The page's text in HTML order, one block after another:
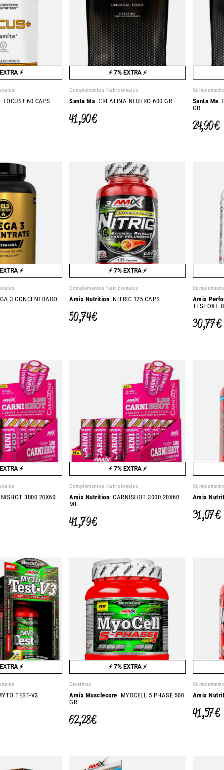
⚡
FOCUS+ 60 CAPS
⚡ 7% EXTRA ⚡
Complementos Nutricionales
Santa Ma CREATINA NEUTRO 600 GR
41,90 €
Santa Ma
GR
24,90 €
⚡
3 CONCENTRADO
⚡ 7% EXTRA ⚡
Complementos Nutricionales
Amix Nutrition NITRIC 125 CAPS
50,74 €
Amix
TESTOXT
30,77 €
⚡
3000 20X60
⚡ 7% EXTRA ⚡
Complementos Nutricionales
Amix Nutrition CARNISHOT 3000 20X60
ML
41,79 €
Amix
31,07 €
⚡
TEST-V3
⚡ 7% EXTRA ⚡
Creatinas
Amix Musclecore MYOCELL 5 PHASE 500
GR
62,28 €
Amix
41,57 €